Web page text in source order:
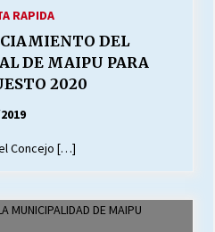
TRABAJADORES, CLIMA
dicho?
RAPIDA
DEL
DE MAIPU PARA
2020
Concejo […]